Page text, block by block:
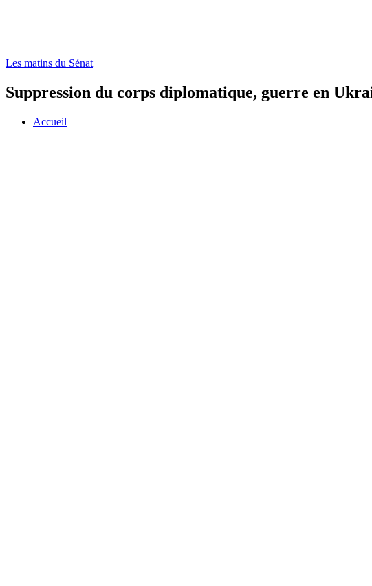
Les matins du Sénat
Suppression du corps diplomatique, guerre en
Accueil